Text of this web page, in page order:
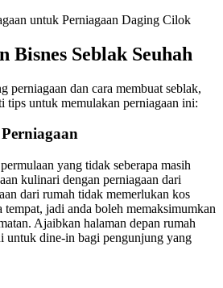
untuk Perniagaan Daging Cilok
Bisnes Seblak Seuhah
perniagaan dan cara membuat seblak,
tips untuk memulakan perniagaan ini:
yang tidak seberapa masih
kulinari dengan perniagaan dari
dari rumah tidak memerlukan kos
jadi anda boleh memaksimumkan
Ajaibkan halaman depan rumah
untuk dine-in bagi pengunjung yang